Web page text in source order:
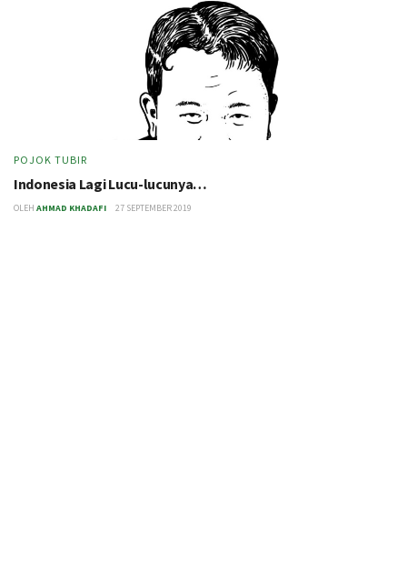
POJOK TUBIR
Indonesia Lagi Lucu-lucunya…
OLEH AHMAD KHADAFI 27 SEPTEMBER 2019